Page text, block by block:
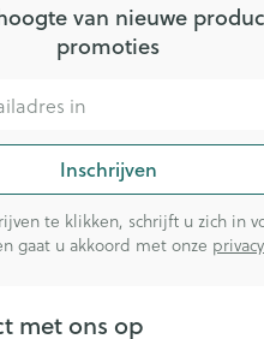
van nieuwe
promoties
Inschrijven
te klikken, schrijft u zich in
gaat u akkoord met onze
met ons op